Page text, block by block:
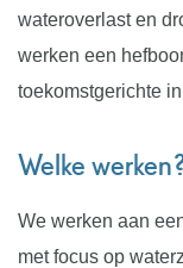
wateroverlast en
werken een
toekomstgerichte
Welke
We werken aan
met focus op